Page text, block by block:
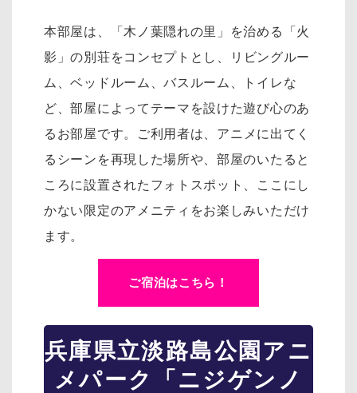
本部屋は、「木ノ葉隠れの里」を治める「火
影」の別荘をコンセプトとし、リ ビングルー
ム、ベッドルーム、バスルーム、トイレな
ど、部屋によってテーマを設けた遊び心のあ
るお部屋です。
ご利用者は、アニメに出てく
るシーンを再現した場所や、部屋のいたると
ころに設置されたフォトスポット、
ここにし
かない限定のアメニティをお楽しみいただけ
ます。
ご宿泊はこちら！
兵庫県立淡路島公園アニ
メパーク「ニジゲンノ